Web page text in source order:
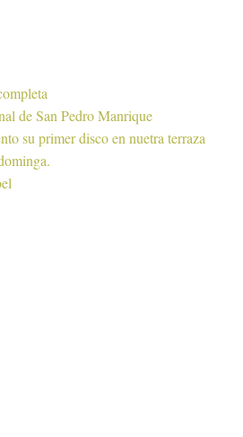
de San Pedro Manrique
su primer disco en nuetra terraza